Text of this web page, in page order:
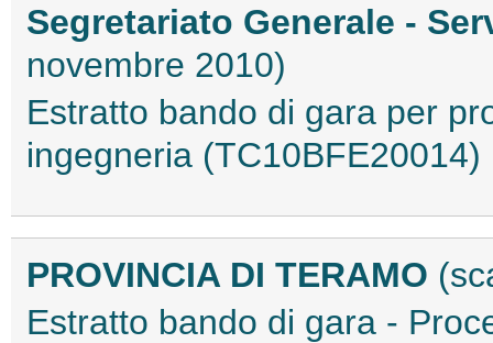
Segretariato Generale -
novembre 2010)
Estratto bando di gara per
ingegneria (TC10BFE20014)
PROVINCIA DI TERAMO
Estratto bando di gara -